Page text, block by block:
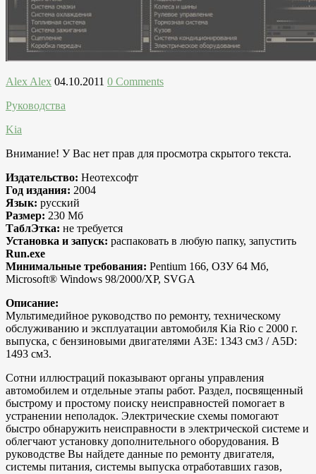
Alex Alex 04.10.2011 0 Comments
Руководства
Kia
Внимание! У Вас нет прав для просмотра скрытого текста.
Издательство: Неотехсофт
Год издания: 2004
Язык: русский
Размер: 230 Мб
ТаблЭтка: не требуется
Установка и запуск: распаковать в любую папку, запустить
Run.exe
Минимальные требования: Pentium 166, ОЗУ 64 Мб,
Microsoft® Windows 98/2000/XP, SVGA
Описание:
Мультимедийное руководство по ремонту, техническому
обслуживанию и эксплуатации автомобиля Kia Rio с 2000 г.
выпуска, с бензиновыми двигателями A3E: 1343 см3 / A5D:
1493 см3.
Сотни иллюстраций показывают органы управления
автомобилем и отдельные этапы работ. Раздел, посвященный
быстрому и простому поиску неисправностей помогает в
устранении неполадок. Электрические схемы помогают
быстро обнаружить неисправности в электрической системе и
облегчают установку дополнительного оборудования. В
руководстве Вы найдете данные по ремонту двигателя,
системы питания, системы выпуска отработавших газов,